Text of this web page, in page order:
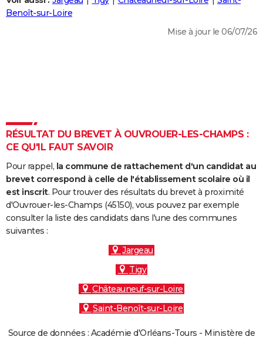
Destinations
City break
Voyage nature
Voyage de noces
Forum
Climat
+
PHOTO
Dictionnaire
Biographies
Citations
Expressions
Proverbes
PROGRAMME TV
S'inscrire
Se connecter
Lycées
Collèges
Primaires
Universités
Entreprises
Service militaire
Avis de recherche
AVIS DE DÉCÈS
FORUM
Bricolage
Lifestyle
Culture
SportAuto
Television
Voyage
Cinema
Benoît-sur-Loire
Mise à jour le 06/07/26
RÉSULTAT DU BREVET À OUVROUER-LES-CHAMPS :
CE QU'IL FAUT SAVOIR
Pour rappel, la commune de rattachement d'un candidat au
brevet correspond à celle de l'établissement scolaire où il
est inscrit. Pour trouver des résultats du brevet à proximité
d'Ouvrouer-les-Champs (45150), vous pouvez par exemple
consulter la liste des candidats dans l'une des communes
suivantes :
Jargeau
Tigy
Châteauneuf-sur-Loire
Saint-Benoît-sur-Loire
Source de données : Académie d'Orléans-Tours - Ministère de